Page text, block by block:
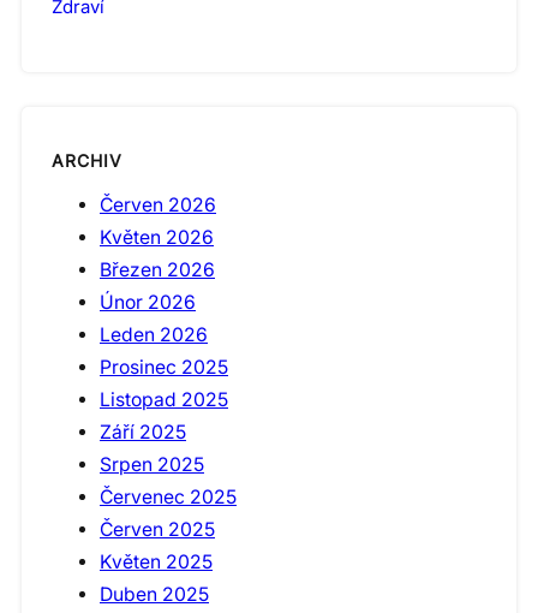
Zdraví
ARCHIV
Červen 2026
Květen 2026
Březen 2026
Únor 2026
Leden 2026
Prosinec 2025
Listopad 2025
Září 2025
Srpen 2025
Červenec 2025
Červen 2025
Květen 2025
Duben 2025